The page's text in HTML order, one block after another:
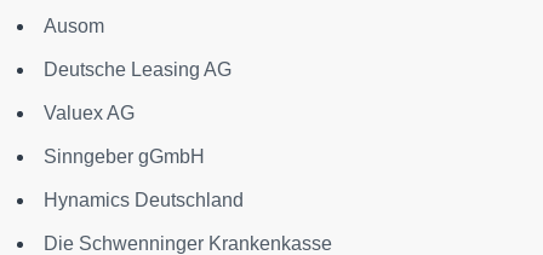
Ausom
Deutsche Leasing AG
Valuex AG
Sinngeber gGmbH
Hynamics Deutschland
Die Schwenninger Krankenkasse